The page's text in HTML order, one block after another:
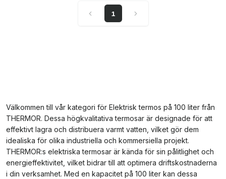
1
Välkommen till vår kategori för Elektrisk termos på 100 liter från
THERMOR. Dessa högkvalitativa termosar är designade för att
effektivt lagra och distribuera varmt vatten, vilket gör dem
idealiska för olika industriella och kommersiella projekt.
THERMOR:s elektriska termosar är kända för sin pålitlighet och
energieffektivitet, vilket bidrar till att optimera driftskostnaderna
i din verksamhet. Med en kapacitet på 100 liter kan dessa